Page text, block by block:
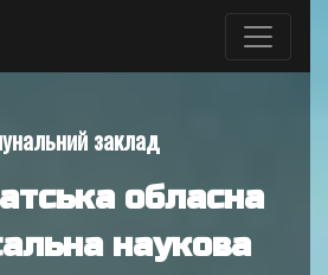
заклад
обласна
наукова